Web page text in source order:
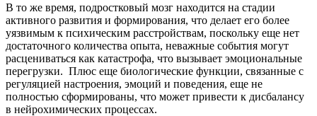
В то же время, подростковый мозг находится на стадии
активного развития и формирования, что делает его более
уязвимым к психическим расстройствам, поскольку еще нет
достаточного количества опыта, неважные события могут
расцениваться как катастрофа, что вызывает эмоциональные
перегрузки. Плюс еще биологические функции, связанные с
регуляцией настроения, эмоций и поведения, еще не
полностью сформированы, что может привести к дисбалансу
в нейрохимических процессах.